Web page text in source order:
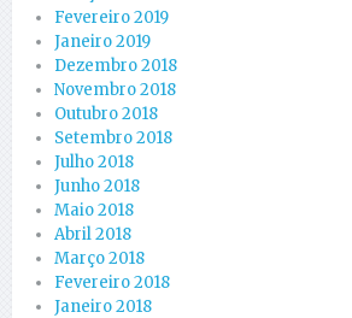
Fevereiro 2019
Janeiro 2019
Dezembro 2018
Novembro 2018
Outubro 2018
Setembro 2018
Julho 2018
Junho 2018
Maio 2018
Abril 2018
Março 2018
Fevereiro 2018
Janeiro 2018